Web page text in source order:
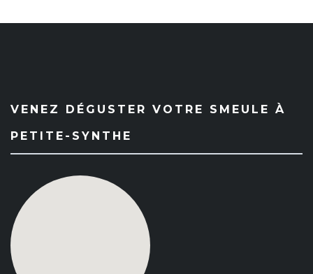
VENEZ DÉGUSTER VOTRE SMEULE À
PETITE-SYNTHE